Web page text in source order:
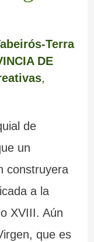
Terra
DE
,
de
un
construyera
a la
XVIII. Aún
que es